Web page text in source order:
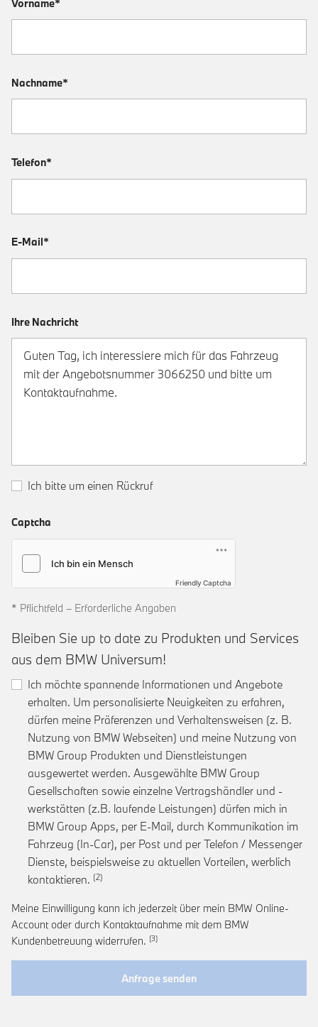
Vorname*
Nachname*
Telefon*
E-Mail*
Ihre Nachricht
Ich bitte um einen Rückruf
Captcha
Friendly Captcha
* Pflichtfeld – Erforderliche Angaben
Bleiben Sie up to date zu Produkten und Services
aus dem BMW Universum!
Ich möchte spannende Informationen und Angebote
erhalten. Um personalisierte Neuigkeiten zu erfahren,
dürfen meine Präferenzen und Verhaltensweisen (z. B.
Nutzung von BMW Webseiten) und meine Nutzung von
BMW Group Produkten und Dienstleistungen
ausgewertet werden. Ausgewählte BMW Group
Gesellschaften sowie einzelne Vertragshändler und -
werkstätten (z.B. laufende Leistungen) dürfen mich in
BMW Group Apps, per E-Mail, durch Kommunikation im
Fahrzeug (In-Car), per Post und per Telefon / Messenger
Dienste, beispielsweise zu aktuellen Vorteilen, werblich
kontaktieren. Link zur Fußnote: Einwilligung zur
Meine Einwilligung kann ich jederzeit über mein BMW Online-
Account oder durch Kontaktaufnahme mit dem BMW
Kundenbetreuung widerrufen. Link zur Fußnote: Widerruf der
Anfrage senden